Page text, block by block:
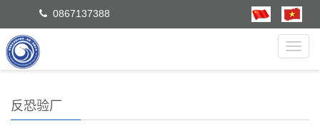
0867137388
反恐验厂